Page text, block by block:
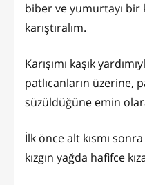
biber ve yumurtayı bir
karıştıralım.
Karışımı kaşık
patlıcanların üzerine,
süzüldüğüne emin
İlk önce alt kısmı
kızgın yağda hafifce